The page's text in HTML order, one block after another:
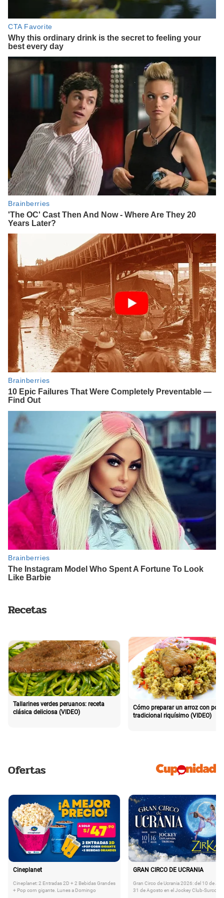
Recetas
Tallarines verdes peruanos: receta
clásica deliciosa (VIDEO)
Cómo preparar un arroz con pollo
tradicional riquísimo (VIDEO)
Ofertas
Cineplanet
Cineplanet: 2 Entradas 2D + 2 Bebidas Grandes
+ Pop corn gigante. Lunes a Domingo
GRAN CIRCO DE UCRANIA
Gran Circo de Ucrania 2026: del 10 de
31 de Agosto en el Jockey Club-Surco